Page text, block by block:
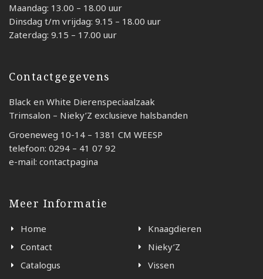
Maandag: 13.00 – 18.00 uur
Dinsdag t/m vrijdag: 9.15 – 18.00 uur
Zaterdag: 9.15 – 17.00 uur
Contactgegevens
Black en White Dierenspeciaalzaak
Trimsalon – Nieky’Z exclusieve halsbanden
Groeneweg 10-14 – 1381 CM WEESP
telefoon: 0294 – 41 07 92
e-mail: contactpagina
Meer Informatie
Home
Contact
Catalogus
Knaagdieren
Nieky’Z
Vissen